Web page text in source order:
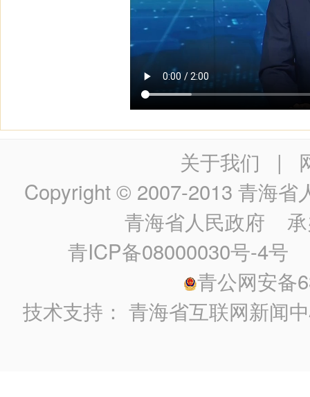
关于我们 |
Copyright © 2007-2013 青海省
青海省人民政府 承
青ICP备08000030号-4号
青公网安备
技术支持：青海省互联网新闻